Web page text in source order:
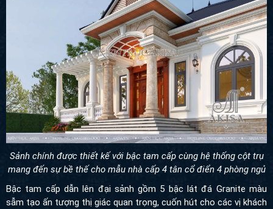
Sảnh chính được thiết kế với bậc tam cấp cùng hệ thống cột trụ
mang đến sự bề thế cho mẫu nhà cấp 4 tân cổ điển 4 phòng ngủ
Bậc tam cấp dẫn lên đại sảnh gồm 5 bậc lát đá Granite màu
sẫm tạo ấn tượng thị giác quan trọng, cuốn hút cho các vị khách